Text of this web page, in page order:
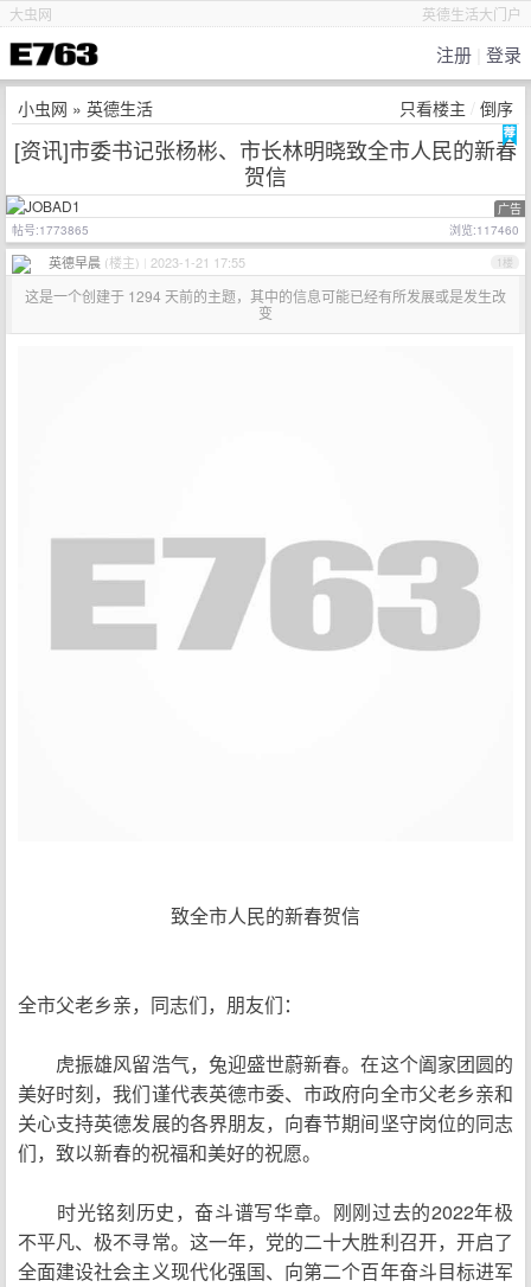
英德生活大门户
大虫网
注册 登录
小虫网 » 英德生活 只看楼主 倒序
[资讯]市委书记张杨彬、市长林明晓致全市人民的新春
贺信
广告
浏览:117460
帖号:1773865
英德早晨 (楼主) 2023-1-21 17:55 1楼
这是一个创建于 1294 天前的主题，其中的信息可能已经有所发展或是发生改
变
致全市人民的新春贺信
全市父老乡亲，同志们，朋友们：
虎振雄风留浩气，兔迎盛世蔚新春。在这个阖家团圆的
美好时刻，我们谨代表英德市委、市政府向全市父老乡亲和
关心支持英德发展的各界朋友，向春节期间坚守岗位的同志
们，致以新春的祝福和美好的祝愿。
时光铭刻历史，奋斗谱写华章。刚刚过去的2022年极
不平凡、极不寻常。这一年，党的二十大胜利召开，开启了
全面建设社会主义现代化强国、向第二个百年奋斗目标进军